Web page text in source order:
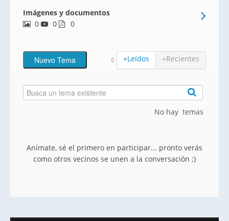
Imágenes y documentos
0
0 0
+Leídos +Recientes
No hay temas
Anímate, sé el primero en participar... pronto verás
como otros vecinos se unen a la conversación ;)